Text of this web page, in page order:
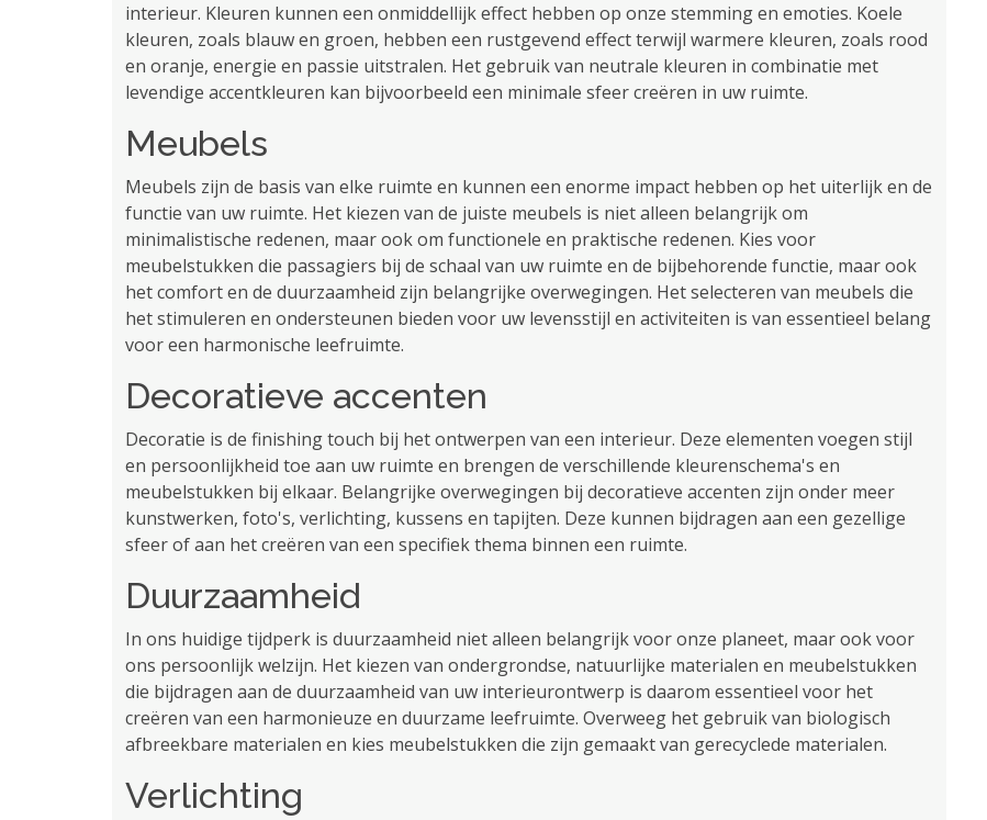
interieur. Kleuren kunnen een onmiddellijk effect hebben op onze stemming en emoties. Koele
kleuren, zoals blauw en groen, hebben een rustgevend effect terwijl warmere kleuren, zoals rood
en oranje, energie en passie uitstralen. Het gebruik van neutrale kleuren in combinatie met
levendige accentkleuren kan bijvoorbeeld een minimale sfeer creëren in uw ruimte.
Meubels
Meubels zijn de basis van elke ruimte en kunnen een enorme impact hebben op het uiterlijk en de
functie van uw ruimte. Het kiezen van de juiste meubels is niet alleen belangrijk om
minimalistische redenen, maar ook om functionele en praktische redenen. Kies voor
meubelstukken die passagiers bij de schaal van uw ruimte en de bijbehorende functie, maar ook
het comfort en de duurzaamheid zijn belangrijke overwegingen. Het selecteren van meubels die
het stimuleren en ondersteunen bieden voor uw levensstijl en activiteiten is van essentieel belang
voor een harmonische leefruimte.
Decoratieve accenten
Decoratie is de finishing touch bij het ontwerpen van een interieur. Deze elementen voegen stijl
en persoonlijkheid toe aan uw ruimte en brengen de verschillende kleurenschema's en
meubelstukken bij elkaar. Belangrijke overwegingen bij decoratieve accenten zijn onder meer
kunstwerken, foto's, verlichting, kussens en tapijten. Deze kunnen bijdragen aan een gezellige
sfeer of aan het creëren van een specifiek thema binnen een ruimte.
Duurzaamheid
In ons huidige tijdperk is duurzaamheid niet alleen belangrijk voor onze planeet, maar ook voor
ons persoonlijk welzijn. Het kiezen van ondergrondse, natuurlijke materialen en meubelstukken
die bijdragen aan de duurzaamheid van uw interieurontwerp is daarom essentieel voor het
creëren van een harmonieuze en duurzame leefruimte. Overweeg het gebruik van biologisch
afbreekbare materialen en kies meubelstukken die zijn gemaakt van gerecyclede materialen.
Verlichting